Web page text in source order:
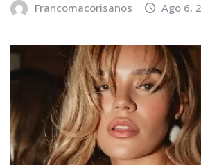
Francomacorisanos Ago 6,